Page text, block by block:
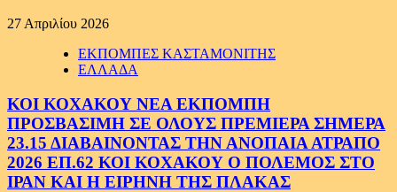
27 Απριλίου 2026
ΕΚΠΟΜΠΕΣ ΚΑΣΤΑΜΟΝΙΤΗΣ
ΕΛΛΑΔΑ
ΚΟΙ ΚΟΧΑΚΟΥ ΝΕΑ ΕΚΠΟΜΠΗ
ΠΡΟΣΒΑΣΙΜΗ ΣΕ ΟΛΟΥΣ ΠΡΕΜΙΕΡΑ ΣΗΜΕΡΑ
23.15 ΔΙΑΒΑΙΝΟΝΤΑΣ ΤΗΝ ΑΝΟΠΑΙΑ ΑΤΡΑΠΟ
2026 ΕΠ.62 ΚΟΙ ΚΟΧΑΚΟΥ Ο ΠΟΛΕΜΟΣ ΣΤΟ
ΙΡΑΝ ΚΑΙ Η ΕΙΡΗΝΗ ΤΗΣ ΠΛΑΚΑΣ